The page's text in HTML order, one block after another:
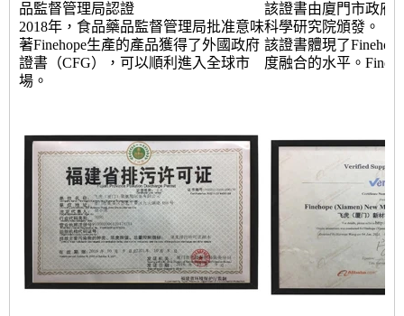
品監督管理局認證
2018年，食品藥品監督管理局批准意味
著Finehope生產的產品獲得了外國政府
證書（CFG），可以順利進入全球市
場。
該證書由廈門市政府
科學研究院頒發。
該證書體現了
度融合的水平。